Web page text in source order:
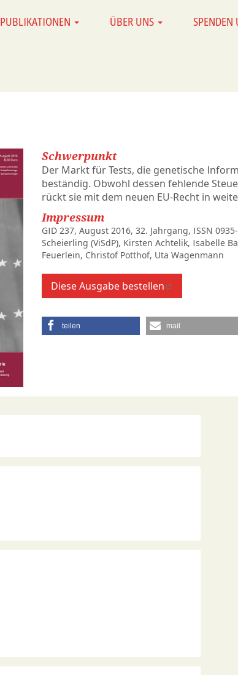
PUBLIKATIONEN ÜBER UNS SPENDEN
Schwerpunkt
Der Markt für Tests, die genetische
beständig. Obwohl dessen fehlende
rückt sie mit dem neuen EU-Recht in
Impressum
GID 237, August 2016, 32. Jahrgang, ISSN
Scheierling (ViSdP), Kirsten Achtelik, Isabelle
Feuerlein, Christof Pott­hof, Uta Wagenmann
Diese Ausgabe bestellen
teilen mail